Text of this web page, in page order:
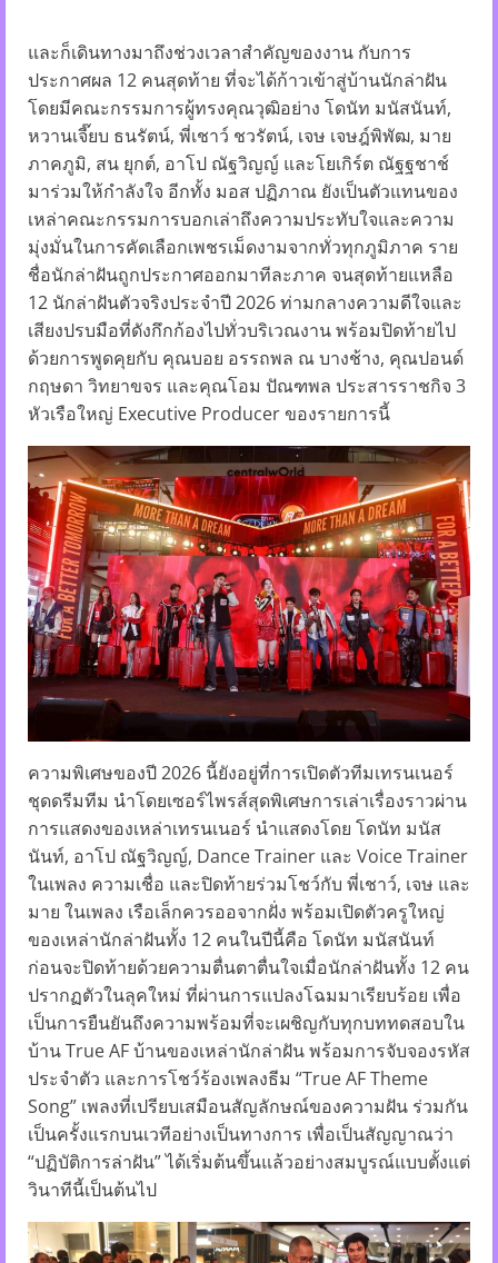
และก็เดินทางมาถึงช่วงเวลาสำคัญของงาน กับการ
ประกาศผล 12 คนสุดท้าย ที่จะได้ก้าวเข้าสู่บ้านนักล่าฝัน
โดยมีคณะกรรมการผู้ทรงคุณวุฒิอย่าง โดนัท มนัสนันท์,
หวานเจี๊ยบ ธนรัตน์, พี่เชาว์ ชวรัตน์, เจษ เจษฎ์พิพัฒ, มาย
ภาคภูมิ, สน ยุกต์, อาโป ณัฐวิญญ์ และโยเกิร์ต ณัฐฐชาช์
มาร่วมให้กำลังใจ อีกทั้ง มอส ปฏิภาณ ยังเป็นตัวแทนของ
เหล่าคณะกรรมการบอกเล่าถึงความประทับใจและความ
มุ่งมั่นในการคัดเลือกเพชรเม็ดงามจากทั่วทุกภูมิภาค ราย
ชื่อนักล่าฝันถูกประกาศออกมาทีละภาค จนสุดท้ายแหลือ
12 นักล่าฝันตัวจริงประจำปี 2026 ท่ามกลางความดีใจและ
เสียงปรบมือที่ดังกึกก้องไปทั่วบริเวณงาน พร้อมปิดท้ายไป
ด้วยการพูดคุยกับ คุณบอย อรรถพล ณ บางช้าง, คุณปอนด์
กฤษดา วิทยาขจร และคุณโอม ปัณฑพล ประสารราชกิจ 3
หัวเรือใหญ่ Executive Producer ของรายการนี้
ความพิเศษของปี 2026 นี้ยังอยู่ที่การเปิดตัวทีมเทรนเนอร์
ชุดดรีมทีม นำโดยเซอร์ไพรส์สุดพิเศษการเล่าเรื่องราวผ่าน
การแสดงของเหล่าเทรนเนอร์ นำแสดงโดย โดนัท มนัส
นันท์, อาโป ณัฐวิญญ์, Dance Trainer และ Voice Trainer
ในเพลง ความเชื่อ และปิดท้ายร่วมโชว์กับ พี่เชาว์, เจษ และ
มาย ในเพลง เรือเล็กควรออจากฝั่ง พร้อมเปิดตัวครูใหญ่
ของเหล่านักล่าฝันทั้ง 12 คนในปีนี้คือ โดนัท มนัสนันท์
ก่อนจะปิดท้ายด้วยความตื่นตาตื่นใจเมื่อนักล่าฝันทั้ง 12 คน
ปรากฏตัวในลุคใหม่ ที่ผ่านการแปลงโฉมมาเรียบร้อย เพื่อ
เป็นการยืนยันถึงความพร้อมที่จะเผชิญกับทุกบททดสอบใน
บ้าน True AF บ้านของเหล่านักล่าฝัน พร้อมการจับจองรหัส
ประจำตัว และการโชว์ร้องเพลงธีม “True AF Theme
Song” เพลงที่เปรียบเสมือนสัญลักษณ์ของความฝัน ร่วมกัน
เป็นครั้งแรกบนเวทีอย่างเป็นทางการ เพื่อเป็นสัญญาณว่า
“ปฏิบัติการล่าฝัน” ได้เริ่มต้นขึ้นแล้วอย่างสมบูรณ์แบบตั้งแต่
วินาทีนี้เป็นต้นไป